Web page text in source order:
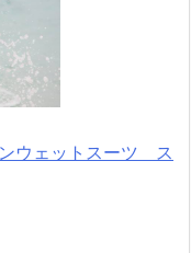
ンウェットスーツ ス